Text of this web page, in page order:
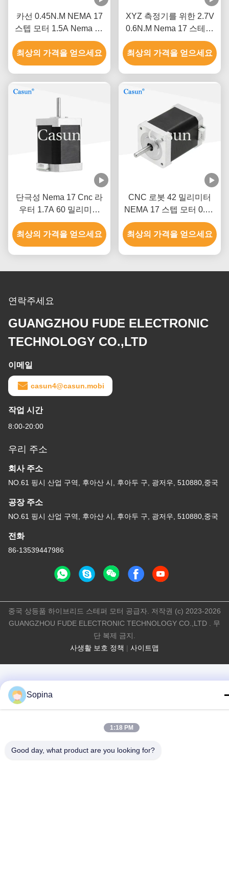
카선 0.45N.M NEMA 17
스텝 모터 1.5A Nema 17
48 밀리미터 2 단계 1.8 급
최상의 가격을 얻으세요
XYZ 측정기를 위한 2.7V
0.6N.M Nema 17 스테핑
모터
최상의 가격을 얻으세요
단극성 Nema 17 Cnc 라
우터 1.7A 60 밀리미터
3018 Cnc 스텝 모터
최상의 가격을 얻으세요
CNC 로봇 42 밀리미터
NEMA 17 스텝 모터 0.8A
700mN.M 카선 스텝 모터
최상의 가격을 얻으세요
연락주세요
GUANGZHOU FUDE ELECTRONIC
TECHNOLOGY CO.,LTD
이메일
casun4@casun.mobi
작업 시간
8:00-20:00
우리 주소
회사 주소
NO.61 핑시 산업 구역, 후아산 시, 후아두 구, 광저우, 510880,중국
공장 주소
NO.61 핑시 산업 구역, 후아산 시, 후아두 구, 광저우, 510880,중국
전화
86-13539447986
사생활 보호 정책 | 사이트맵
중국 상등품 하이브리드 스테퍼 모터 공급자. 저작권 (c) 2023-2026
GUANGZHOU FUDE ELECTRONIC TECHNOLOGY CO.,LTD . 무
단 복제 금지.
Sopina
1:18 PM
Good day, what product are you looking for?